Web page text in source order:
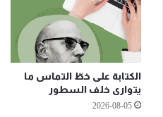
الكتابة على خطّ التماس ما
يتوارى خلف السطور
2026-08-05